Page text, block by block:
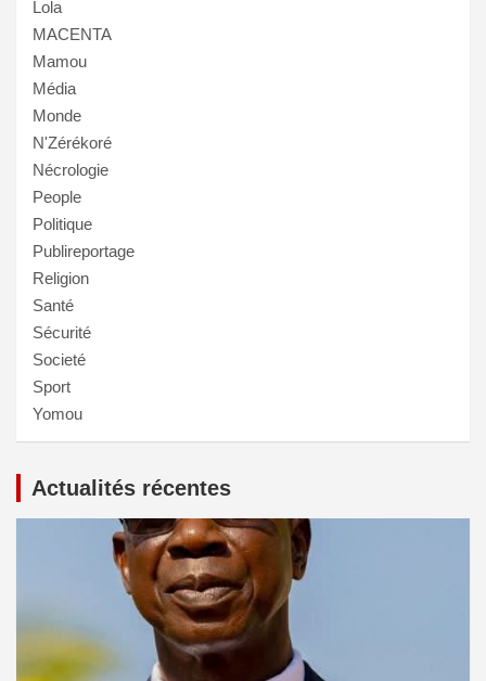
Lola
MACENTA
Mamou
Média
Monde
N'Zérékoré
Nécrologie
People
Politique
Publireportage
Religion
Santé
Sécurité
Societé
Sport
Yomou
Actualités récentes